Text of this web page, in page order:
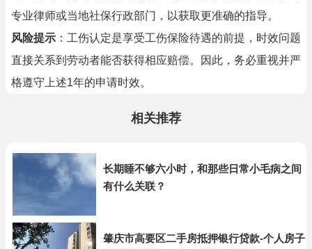
专业律师或当地社保行政部门，以获取更准确的指导。
风险提示 ：工伤认定是享受工伤保险待遇的前提，时效问题
直接关系到劳动者能否获得相应赔偿。因此，务必重视并严
格遵守上述1年的申请时效。
相关推荐
长期睡不够六小时，和那些日常小毛病之间
有什么关联？
肇庆市高要区二手房抵押银行贷款-个人房子